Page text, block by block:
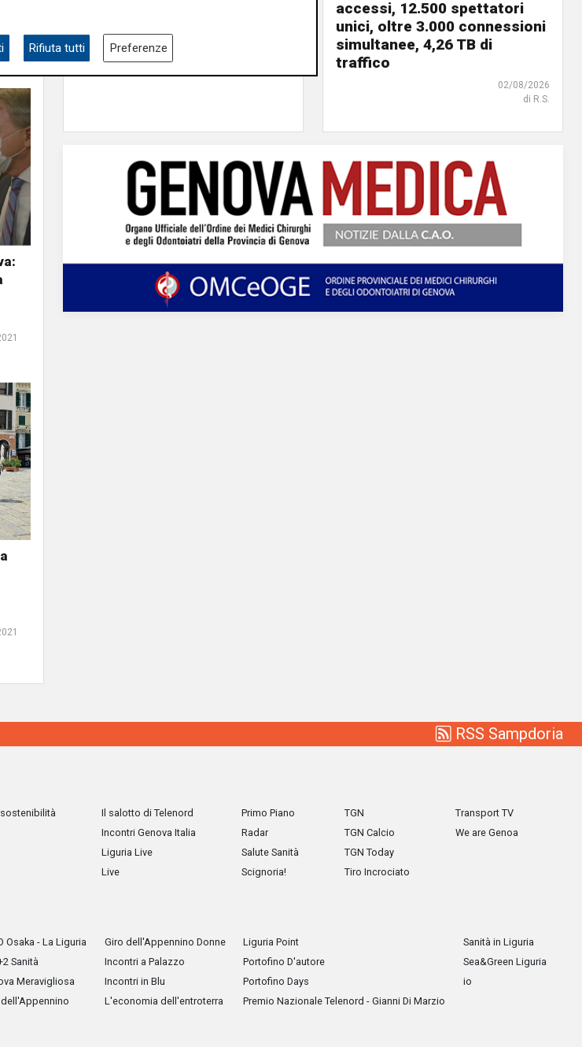
accessi, 12.500 spettatori
unici, oltre 3.000 connessioni
simultanee, 4,26 TB di
traffico
02/08/2026
di R.S.
RSS Sampdoria
Il salotto di Telenord
Incontri Genova Italia
Liguria Live
Live
Primo Piano
Radar
Salute Sanità
Scignoria!
TGN
TGN Calcio
TGN Today
Tiro Incrociato
Transport TV
We are Genoa
Osaka - La Liguria
Sanità
Meravigliosa
Giro dell'Appennino Donne
Incontri a Palazzo
Incontri in Blu
L'economia dell'entroterra
Liguria Point
Portofino D'autore
Portofino Days
Premio Nazionale Telenord - Gianni Di Marzio
Sanità in Liguria
Sea&Green Liguria
io
Rifiuta tutti Preferenze